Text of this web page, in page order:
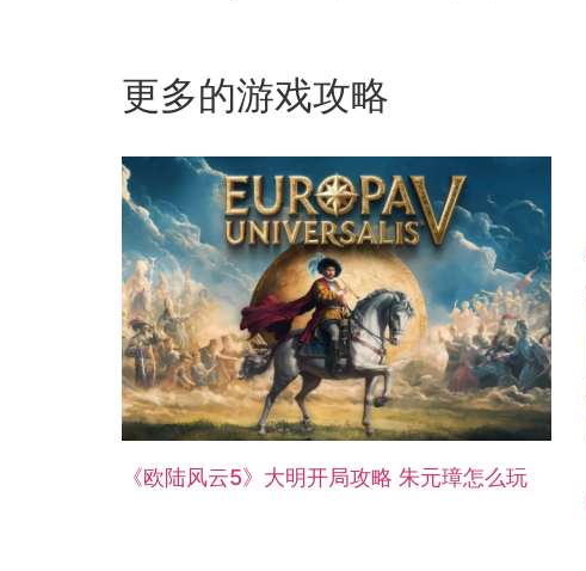
更多的游戏攻略
《欧陆风云5》大明开局攻略 朱元璋怎么玩